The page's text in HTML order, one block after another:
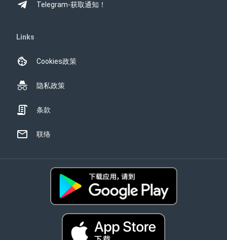
Telegram-获取通知！
Links
Cookies政策
隐私政策
条款
联络